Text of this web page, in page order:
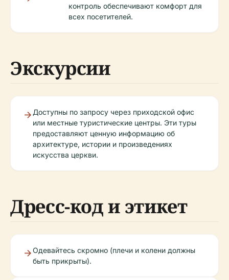
контроль обеспечивают комфорт для
всех посетителей.
Экскурсии
Доступны по запросу через приходской офис
или местные туристические центры. Эти туры
предоставляют ценную информацию об
архитектуре, истории и произведениях
искусства церкви.
Дресс-код и этикет
Одевайтесь скромно (плечи и колени должны
быть прикрыты).